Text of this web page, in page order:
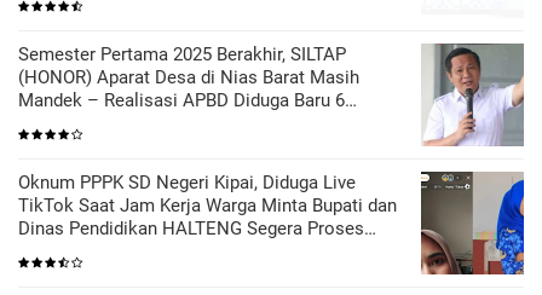
Semester Pertama 2025 Berakhir, SILTAP
(HONOR) Aparat Desa di Nias Barat Masih
Mandek – Realisasi APBD Diduga Baru 6
Persen
Oknum PPPK SD Negeri Kipai, Diduga Live
TikTok Saat Jam Kerja Warga Minta Bupati dan
Dinas Pendidikan HALTENG Segera Proses
Sesuai Hukum